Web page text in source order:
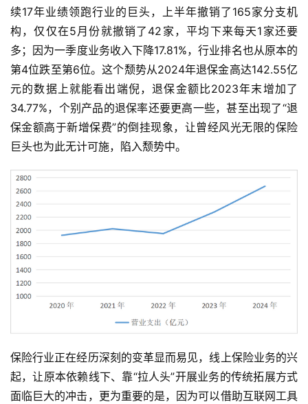
续17年业绩领跑行业的巨头，上半年撤销了165家分支机
构，仅仅在5月份就撤销了42家，平均下来每天1家还要
多；因为一季度业务收入下降17.81%，行业排名也从原本的
第4位跌至第6位。这个颓势从2024年退保金高达142.55亿
元的数据上就能看出端倪，退保金额比2023年末增加了
34.77%，个别产品的退保率还要更高一些，甚至出现了“退
保金额高于新增保费”的倒挂现象，让曾经风光无限的保险
巨头也为此无计可施，陷入颓势中。
保险行业正在经历深刻的变革显而易见，线上保险业务的兴
起，让原本依赖线下、靠“拉人头”开展业务的传统拓展方式
面临巨大的冲击，更为重要的是，因为可以借助互联网工具